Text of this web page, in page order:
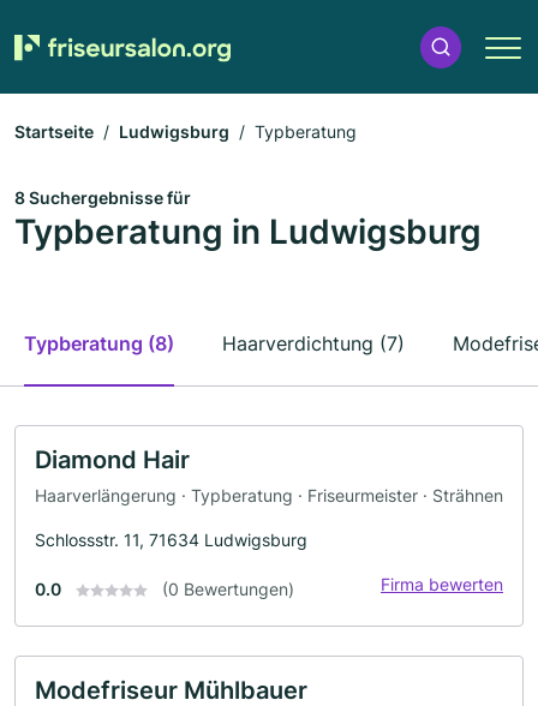
Startseite Ludwigsburg Typberatung
8 Suchergebnisse für
Typberatung in Ludwigsburg
Typberatung (8) Haarverdichtung (7)
Diamond Hair
Haarverlängerung · Typberatung · Friseurmeister · Strähnen
Schlossstr. 11, 71634 Ludwigsburg
0.0 (0 Bewertungen) Firma bewerten
Modefriseur Mühlbauer